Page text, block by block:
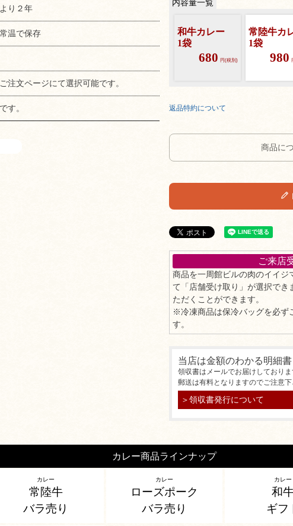
り２年
温で保存
注文ページにて選択可能です。
す。
和牛カレー
1袋
680 円(税別)
常陸牛カ
1袋
980
返品特約について
商品に
ご来店
商品を一周館ビルの肉のイイジ
て「店舗受け取り」が選択で
ただくことができます。
※冷凍商品は保冷バッグを必
す。
当店は金額のわかる明細
領収書はメールでお届けしておりま
郵送は有料となりますのでご注意
＞領収書発行について
カレー商品ラインナップ
カレー
常陸牛
バラ売り
カレー
ローズポーク
バラ売り
カレー
和
ギフ